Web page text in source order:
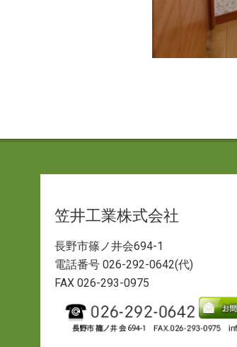
04-
笠井工業株式会社
長野市篠ノ井会694-1
電話番号 026-292-0642(代)
FAX 026-293-0975